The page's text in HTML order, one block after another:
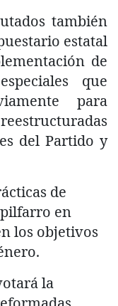
también
estatal
de
que
para
del Partido y
de
en
los objetivos
la